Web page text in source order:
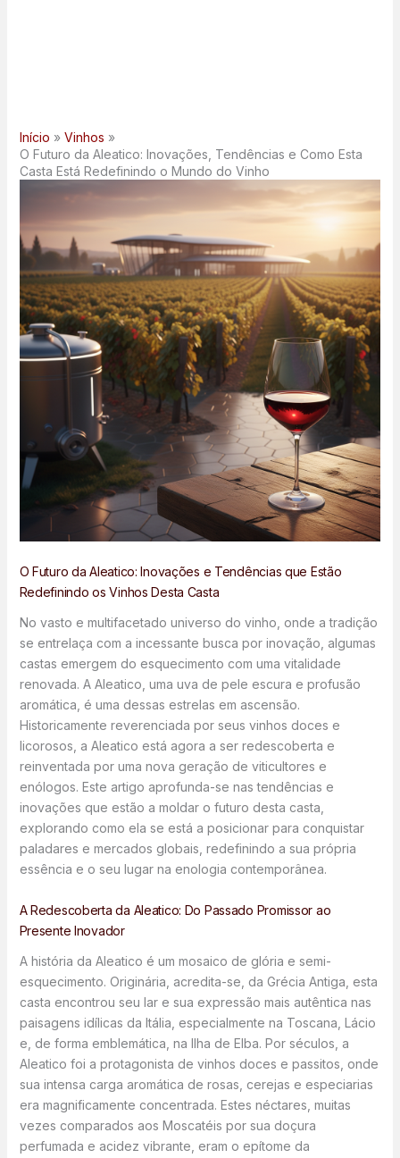
Início
Vinhos
O Futuro da Aleatico: Inovações, Tendências e Como Esta
Casta Está Redefinindo o Mundo do Vinho
O Futuro da Aleatico: Inovações e Tendências que Estão
Redefinindo os Vinhos Desta Casta
No vasto e multifacetado universo do vinho, onde a tradição
se entrelaça com a incessante busca por inovação, algumas
castas emergem do esquecimento com uma vitalidade
renovada. A Aleatico, uma uva de pele escura e profusão
aromática, é uma dessas estrelas em ascensão.
Historicamente reverenciada por seus vinhos doces e
licorosos, a Aleatico está agora a ser redescoberta e
reinventada por uma nova geração de viticultores e
enólogos. Este artigo aprofunda-se nas tendências e
inovações que estão a moldar o futuro desta casta,
explorando como ela se está a posicionar para conquistar
paladares e mercados globais, redefinindo a sua própria
essência e o seu lugar na enologia contemporânea.
A Redescoberta da Aleatico: Do Passado Promissor ao
Presente Inovador
A história da Aleatico é um mosaico de glória e semi-
esquecimento. Originária, acredita-se, da Grécia Antiga, esta
casta encontrou seu lar e sua expressão mais autêntica nas
paisagens idílicas da Itália, especialmente na Toscana, Lácio
e, de forma emblemática, na Ilha de Elba. Por séculos, a
Aleatico foi a protagonista de vinhos doces e passitos, onde
sua intensa carga aromática de rosas, cerejas e especiarias
era magnificamente concentrada. Estes néctares, muitas
vezes comparados aos Moscatéis por sua doçura
perfumada e acidez vibrante, eram o epítome da